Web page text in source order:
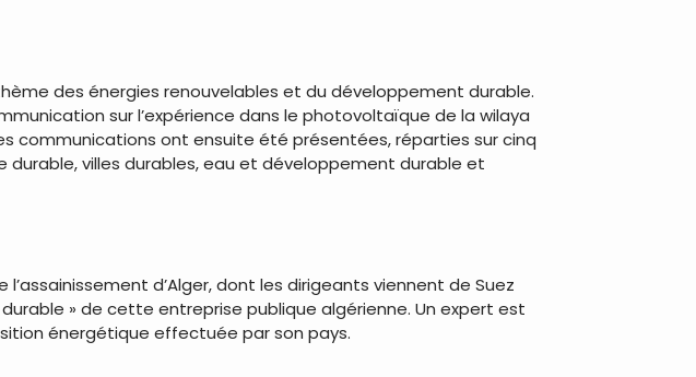
des énergies renouvelables et du développement durable.
sur l’expérience dans le photovoltaïque de la wilaya
communications ont ensuite été présentées, réparties sur cinq
villes durables, eau et développement durable et
d’Alger, dont les dirigeants viennent de Suez
» de cette entreprise publique algérienne. Un expert est
énergétique effectuée par son pays.